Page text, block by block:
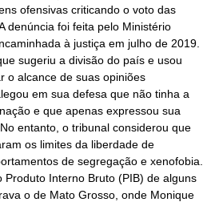
ofensivas criticando o voto das
denúncia foi feita pelo Ministério
à justiça em julho de 2019.
sugeriu a divisão do país e usou
o alcance de suas opiniões
em sua defesa que não tinha a
e que apenas expressou sua
entanto, o tribunal considerou que
os limites da liberdade de
de segregação e xenofobia.
Produto Interno Bruto (PIB) de alguns
o de Mato Grosso, onde Monique